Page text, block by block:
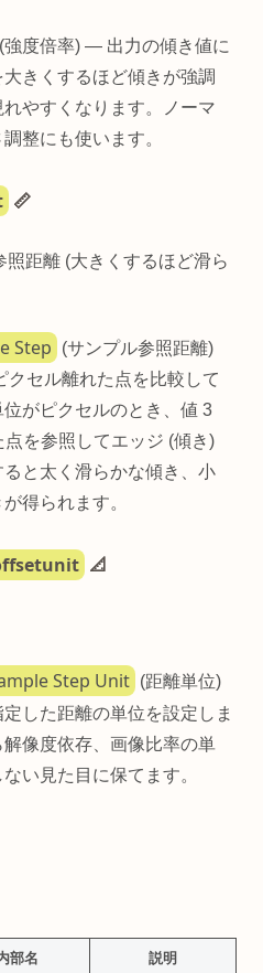
(強度倍率) — 出力の傾き値に
きくするほど傾きが強調
やすくなります。ノーマ
整にも使います。
📏
距離 (大きくするほど滑ら
Step
(サンプル参照距離)
セル離れた点を比較して
がピクセルのとき、値 3
を参照してエッジ (傾き)
と太く滑らかな傾き、小
得られます。
📐
Step Unit (距離単位)
定した距離の単位を設定しま
像度依存、画像比率の単
い見た目に保てます。
部名 説明